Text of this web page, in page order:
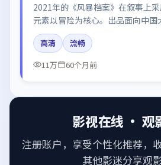
2021年的《风暴档案》在叙事上
元素以冒险为核心。出品面向中国
腾、刘亦菲、咏梅所饰角色推动关
发讨论。
高清
流畅
11万
60个月前
影视在线 · 观
注册账户，享受个性化推荐，
其他影迷分享观